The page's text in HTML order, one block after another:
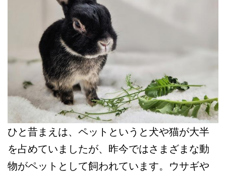
ひと昔まえは、ペットというと犬や猫が大半
を占めていましたが、昨今ではさまざまな動
物がペットとして飼われています。ウサギや